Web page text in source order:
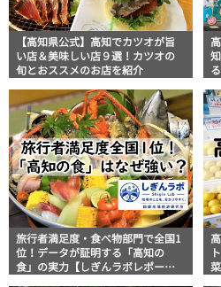
【高知県公式】高知でカツオが旨
い店＆美味しい店９選！カツオの
旬とおススメのお店を紹介
旅行者満足度・食べ物部門で全国1
位！データが証明する「高知の
食」の実力【しぎんラボレポー